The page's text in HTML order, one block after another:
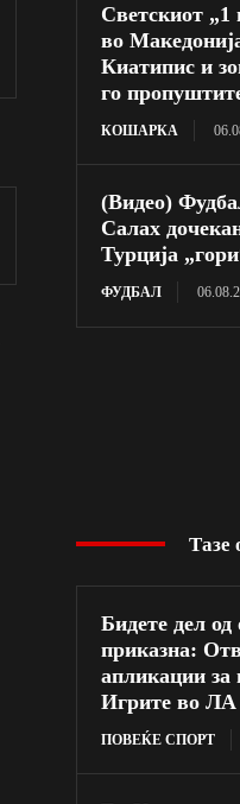
Светскиот „1
во
Киатипис и
го
КОШАРКА
(Видео)
Салах
Турција
ФУДБАЛ
Тазе
Бидете дел
приказна:
апликации за
Игрите во ЛА
ПОВЕЌЕ СПОРТ